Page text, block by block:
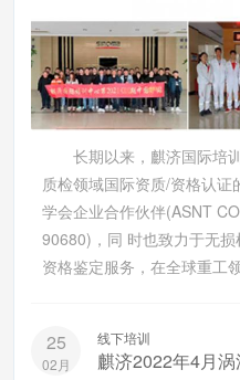
长期以来，麒济国际培
质检领域国际资质/资格认
学会企业合作伙伴(ASNT
90680)，同 时也致力于无
资格鉴定服务，在全球重工
25
02月
线下培训
麒济2022年4月